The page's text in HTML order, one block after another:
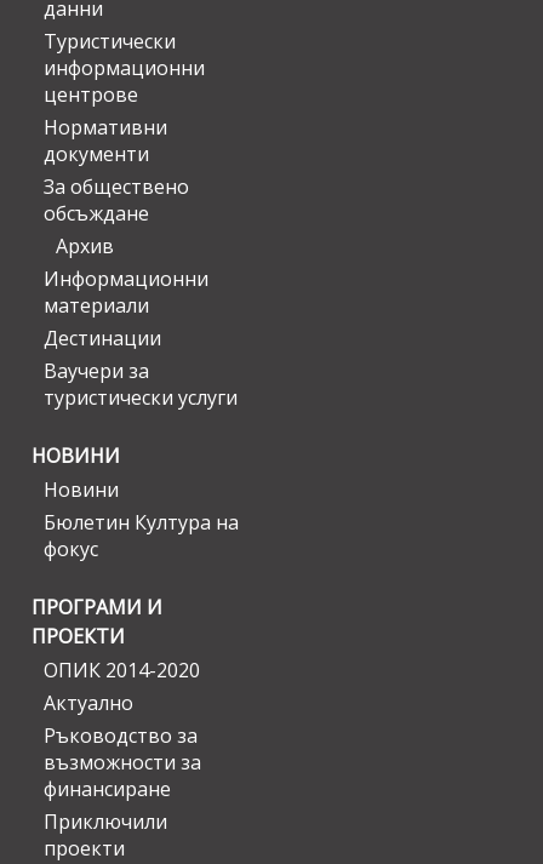
данни
Туристически
информационни
центрове
Нормативни
документи
За обществено
обсъждане
Архив
Информационни
материали
Дестинации
Ваучери за
туристически услуги
НОВИНИ
Новини
Бюлетин Култура на
фокус
ПРОГРАМИ И
ПРОЕКТИ
ОПИК 2014-2020
Актуално
Ръководство за
възможности за
финансиране
Приключили
проекти